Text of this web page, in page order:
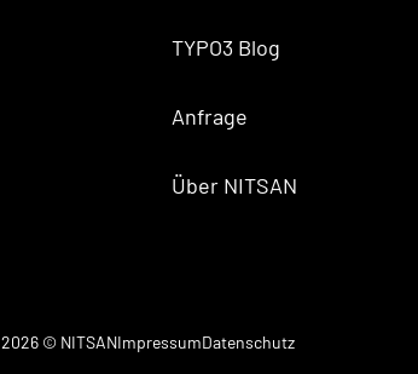
TYPO3 Blog
Anfrage
Über NITSAN
2026 © NITSANImpressumDatenschutz